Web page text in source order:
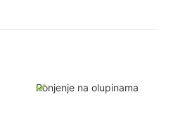
Ronjenje na olupinama